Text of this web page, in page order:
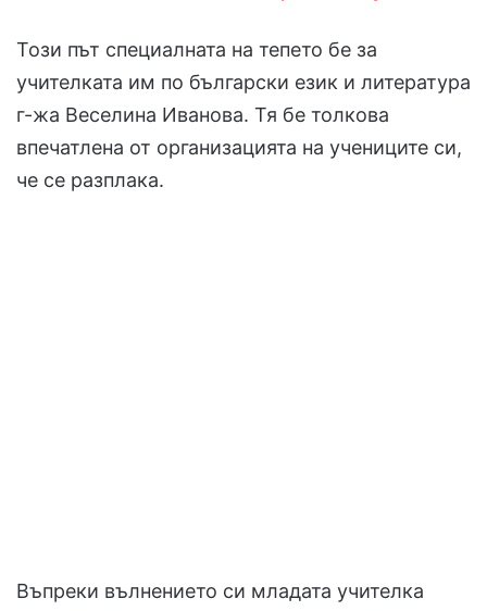
Този път специалната на тепето бе за
учителката им по български език и литература
г-жа Веселина Иванова. Тя бе толкова
впечатлена от организацията на учениците си,
че се разплака.
Въпреки вълнението си младата учителка